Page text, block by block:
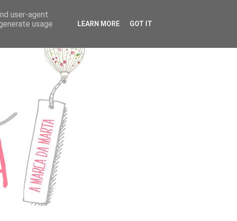
CONTACTOS
user-agent
usage
LEARN MORE GOT IT